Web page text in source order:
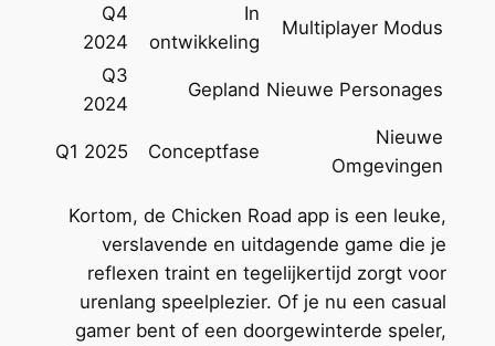
Multiplayer Modus
In
ontwikkeling
Q4
2024
Nieuwe Personages
Gepland
Q3
2024
Nieuwe
Omgevingen
Conceptfase
Q1 2025
Kortom, de Chicken Road app is een leuke,
verslavende en uitdagende game die je
reflexen traint en tegelijkertijd zorgt voor
urenlang speelplezier. Of je nu een casual
gamer bent of een doorgewinterde speler,